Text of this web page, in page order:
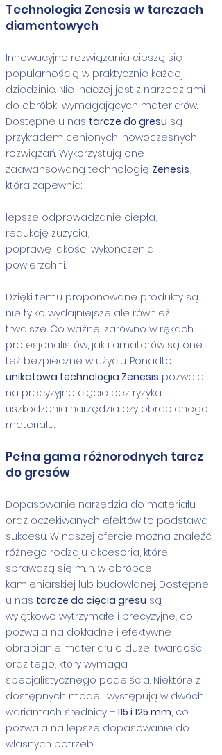
Technologia Zenesis w tarczach
diamentowych
Innowacyjne rozwiązania cieszą się
popularnością w praktycznie każdej
dziedzinie. Nie inaczej jest z narzędziami
do obróbki wymagających materiałów.
Dostępne u nas tarcze do gresu są
przykładem cenionych, nowoczesnych
rozwiązań. Wykorzystują one
zaawansowaną technologię Zenesis,
która zapewnia:
lepsze odprowadzanie ciepła,
redukcję zużycia,
poprawę jakości wykończenia
powierzchni.
Dzięki temu proponowane produkty są
nie tylko wydajniejsze ale również
trwalsze. Co ważne, zarówno w rękach
profesjonalistów, jak i amatorów są one
też bezpieczne w użyciu. Ponadto
unikatowa technologia Zenesis pozwala
na precyzyjne cięcie bez ryzyka
uszkodzenia narzędzia czy obrabianego
materiału.
Pełna gama różnorodnych tarcz
do gresów
Dopasowanie narzędzia do materiału
oraz oczekiwanych efektów to podstawa
sukcesu. W naszej ofercie można znaleźć
różnego rodzaju akcesoria, które
sprawdzą się m.in. w obróbce
kamieniarskiej lub budowlanej. Dostępne
u nas tarcze do cięcia gresu są
wyjątkowo wytrzymałe i precyzyjne, co
pozwala na dokładne i efektywne
obrabianie materiału o dużej twardości
oraz tego, który wymaga
specjalistycznego podejścia. Niektóre z
dostępnych modeli występują w dwóch
wariantach średnicy –115 i 125 mm, co
pozwala na lepsze dopasowanie do
własnych potrzeb.